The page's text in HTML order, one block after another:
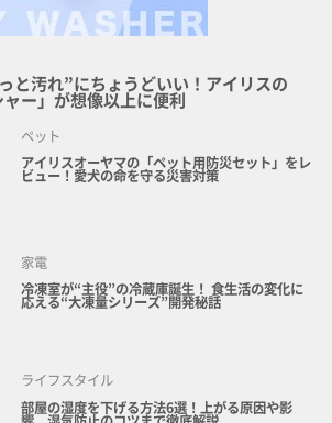
と汚れ”にちょうどいい！アイリスの
ー」が想像以上に便利
ペット
アイリスオーヤマの「ペット用防災セット」をレ
ビュー！愛犬の命を守る災害対策
家電
冷凍室が“主役”の冷蔵庫誕生！ 食生活の変化に
応える“大凍量シリーズ”開発秘話
ライフスタイル
部屋の湿度を下げる方法6選！上がる原因や影